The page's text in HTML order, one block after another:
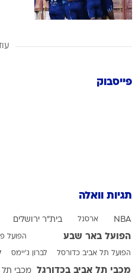
פייסבוק
תגיות וואלה
NBA ארסנל בית"ר ירושלים
הפועל באר שבע הפועל
הפועל תל אביב כדורסל לברון ג'יימס
מכבי תל אביב בכדורגל מכבי תל